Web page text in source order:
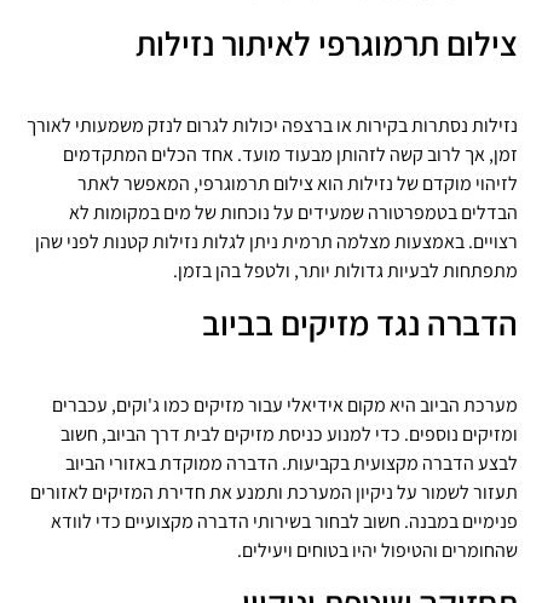
צילום תרמוגרפי לאיתור נזילות
נזילות נסתרות בקירות או ברצפה יכולות לגרום לנזק משמעותי לאורך
זמן, אך לרוב קשה לזהותן מבעוד מועד. אחד הכלים המתקדמים
לזיהוי מוקדם של נזילות הוא צילום תרמוגרפי, המאפשר לאתר
הבדלים בטמפרטורה שמעידים על נוכחות של מים במקומות לא
רצויים. באמצעות מצלמה תרמית ניתן לגלות נזילות קטנות לפני שהן
מתפתחות לבעיות גדולות יותר, ולטפל בהן בזמן.
הדברה נגד מזיקים בביוב
מערכת הביוב היא מקום אידיאלי עבור מזיקים כמו ג'וקים, עכברים
ומזיקים נוספים. כדי למנוע כניסת מזיקים לבית דרך הביוב, חשוב
לבצע הדברה מקצועית בקביעות. הדברה ממוקדת באזורי הביוב
תעזור לשמור על ניקיון המערכת ותמנע את חדירת המזיקים לאזורים
פנימיים במבנה. חשוב לבחור בשירותי הדברה מקצועיים כדי לוודא
שהחומרים והטיפול יהיו בטוחים ויעילים.